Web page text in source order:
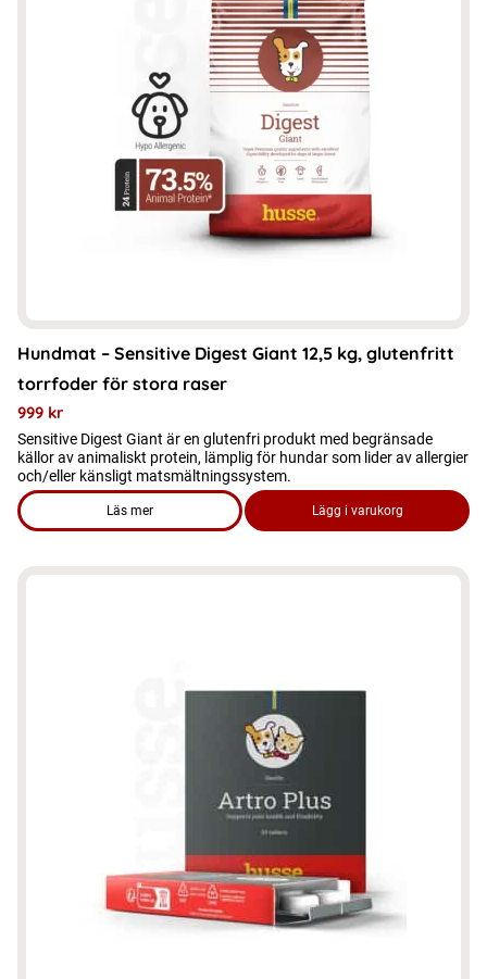
Hundmat – Sensitive Digest Giant 12,5 kg, glutenfritt
torrfoder för stora raser
999 kr
Sensitive Digest Giant är en glutenfri produkt med begränsade
källor av animaliskt protein, lämplig för hundar som lider av allergier
och/eller känsligt matsmältningssystem.
Läs mer
om produkten Hundmat – Sensitive Digest Giant 12,5 kg,
Lägg i varukorg